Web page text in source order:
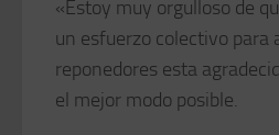
«Estoy muy orgulloso de
un esfuerzo colectivo para
reponedores esta
el mejor modo posible.